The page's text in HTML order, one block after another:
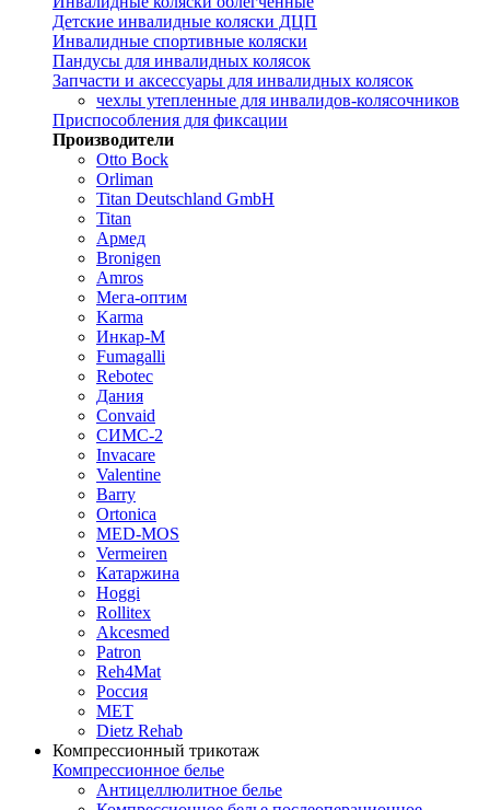
Детские инвалидные коляски ДЦП
Инвалидные спортивные коляски
Пандусы для инвалидных колясок
Запчасти и аксессуары для инвалидных колясок
чехлы утепленные для инвалидов-колясочников
Приспособления для фиксации
Производители
Otto Bock
Orliman
Titan Deutschland GmbH
Titan
Армед
Bronigen
Amros
Мега-оптим
Karma
Инкар-М
Fumagalli
Rebotec
Дания
Convaid
СИМС-2
Invacare
Valentine
Barry
Ortonica
MED-MOS
Vermeiren
Катаржина
Hoggi
Rollitex
Akcesmed
Patron
Reh4Mat
Россия
МЕТ
Dietz Rehab
Компрессионный трикотаж
Компрессионное белье
Антицеллюлитное белье